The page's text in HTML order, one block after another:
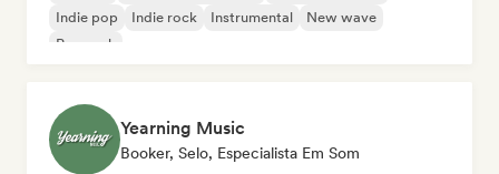
Indie pop
Indie rock Instrumental
New wave
Pop rock
Yearning Music
Booker, Selo, Especialista Em Som